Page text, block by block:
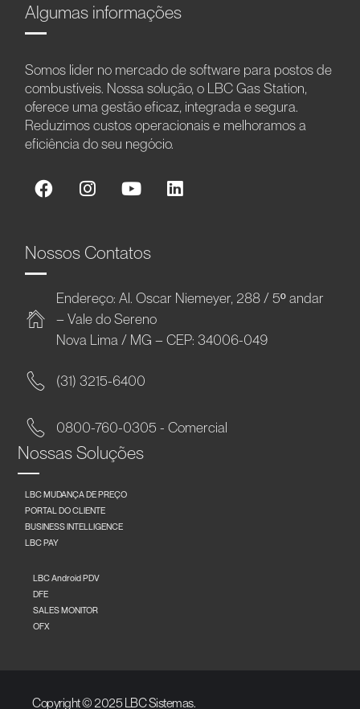
Algumas informações
Somos líder no mercado de software para postos de
combustíveis. Nossa solução, o LBC Gas Station,
oferece uma gestão eficaz, integrada e segura.
Reduzimos custos operacionais e melhoramos a
eficiência do seu negócio.
Nossos Contatos
Endereço: Al. Oscar Niemeyer, 288 / 5º andar
– Vale do Sereno
Nova Lima / MG – CEP: 34006-049
(31) 3215-6400
0800-760-0305 - Comercial
Nossas Soluções
LBC MUDANÇA DE PREÇO
PORTAL DO CLIENTE
BUSINESS INTELLIGENCE
LBC PAY
LBC Android PDV
DFE
SALES MONITOR
OFX
Copyright © 2025 LBC Sistemas.